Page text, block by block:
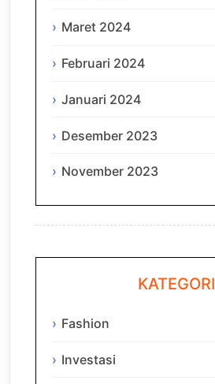
Maret 2024
Februari 2024
Januari 2024
Desember 2023
November 2023
KATEGORI
Fashion
Investasi